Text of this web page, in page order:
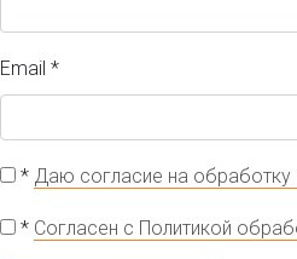
Email *
* Даю согласие на обработку
* Согласен с Политикой